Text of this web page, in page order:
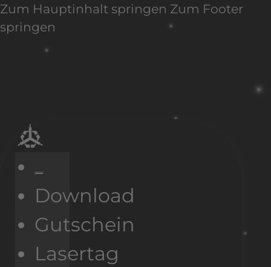
Zum Hauptinhalt springen Zum Footer
springen
Download
Gutschein
Lasertag